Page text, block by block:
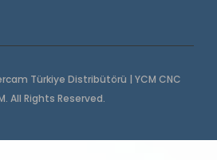
Türkiye Distribütörü | YCM CNC
All Rights Reserved.